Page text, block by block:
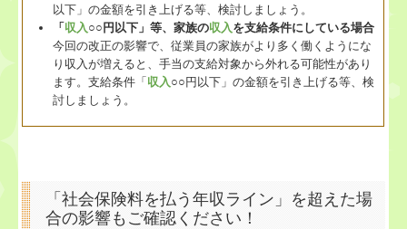
以下」の金額を引き上げる等、検討しましょう。
「 収入○○円以下」等、家族の収入を支給条件にしている場合
今回の改正の影響で、従業員の家族がより多く働くようにな
り収入が増えると、手当の支給対象から外れる可能性があり
ます。支給条件「 収入○○円以下」の金額を引き上げる等、検
討しましょう。
「社会保険料を払う年収ライン」を超えた場
合の影響もご確認ください！